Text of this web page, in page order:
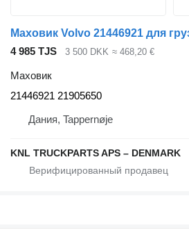
Маховик Volvo 21446921 для
4 985 TJS
3 500 DKK ≈ 468,20 €
Маховик
21446921 21905650
Дания, Tappernøje
KNL TRUCKPARTS APS – DENMARK